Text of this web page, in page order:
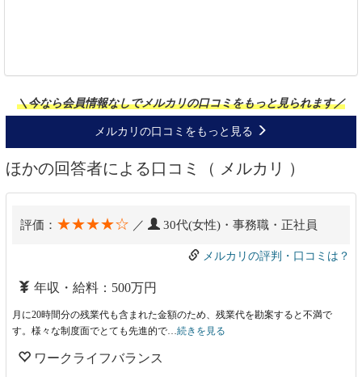
＼今なら会員情報なしでメルカリの口コミをもっと見られます／
メルカリの口コミをもっと見る
ほかの回答者による口コミ（ メルカリ ）
評価： ★★★★☆ ／ 30代(女性)・事務職・正社員
メルカリの評判・口コミは？
年収・給料：500万円
月に20時間分の残業代も含まれた金額のため、残業代を勘案すると不満で
す。様々な制度面でとても先進的で…続きを見る
ワークライフバランス